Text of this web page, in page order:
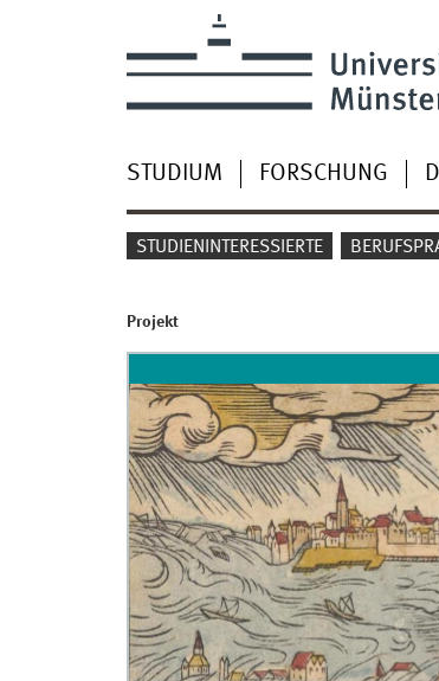
STUDIUM FORSCHUNG
STUDIENINTERESSIERTE
Projekt